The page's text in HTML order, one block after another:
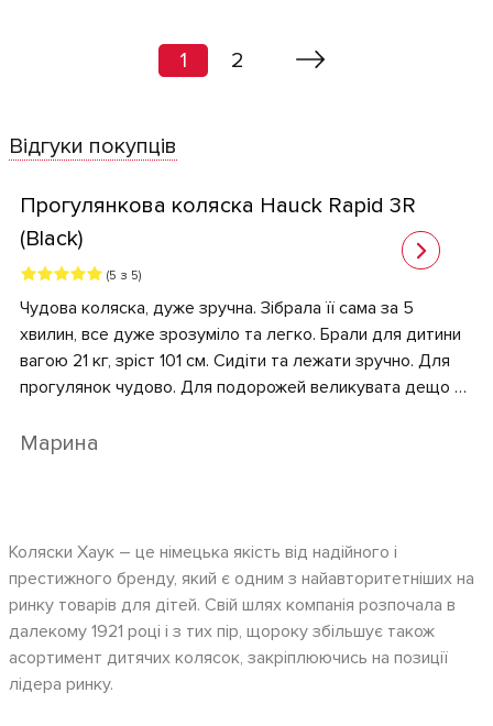
1 2
Відгуки покупців
Прогулянкова коляска Hauck Rapid 3R
(Black)
(5 з 5)
Чудова коляска, дуже зручна. Зібрала її сама за 5
хвилин, все дуже зрозуміло та легко. Брали для дитини
вагою 21 кг, зріст 101 см. Сидіти та лежати зручно. Для
прогулянок чудово. Для подорожей великувата дещо у
Марина
Коляски Хаук – це німецька якість від надійного і
престижного бренду, який є одним з найавторитетніших на
ринку товарів для дітей. Свій шлях компанія розпочала в
далекому 1921 році і з тих пір, щороку збільшує також
асортимент дитячих колясок, закріплюючись на позиції
лідера ринку.